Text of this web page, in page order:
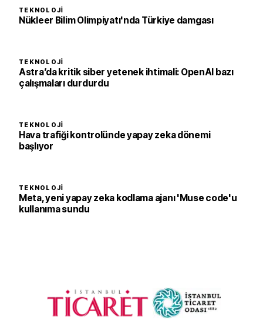
TEKNOLOJI
Nükleer Bilim Olimpiyatı'nda Türkiye damgası
TEKNOLOJI
Astra’da kritik siber yetenek ihtimali: OpenAI bazı
çalışmaları durdurdu
TEKNOLOJI
Hava trafiği kontrolünde yapay zeka dönemi
başlıyor
TEKNOLOJI
Meta, yeni yapay zeka kodlama ajanı 'Muse code'u
kullanıma sundu